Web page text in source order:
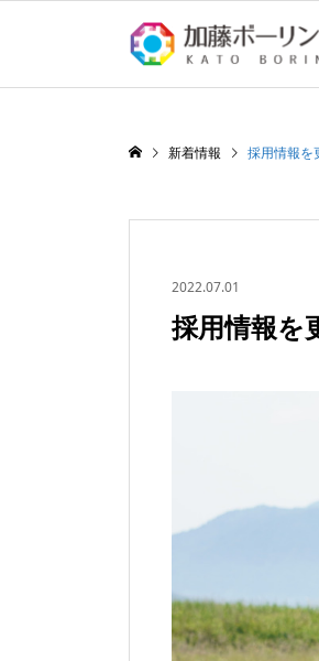
新着情報 採用情報を
2022.07.01
採用情報を